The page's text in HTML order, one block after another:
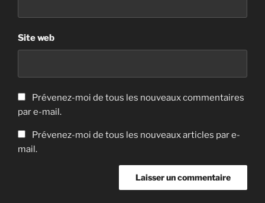
Site web
Prévenez-moi de tous les nouveaux commentaires
par e-mail.
Prévenez-moi de tous les nouveaux articles par e-
mail.